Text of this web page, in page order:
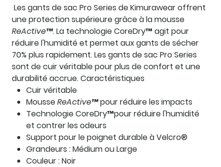
Les gants de sac Pro Series de Kimurawear offrent
une protection supérieure grâce à la mousse
ReActive™. La technologie CoreDry™ agit pour
réduire l'humidité et permet aux gants de sécher
70% plus rapidement. Les gants de sac Pro Series
sont de cuir véritable pour plus de confort et une
durabilité accrue.Caractéristiques
Cuir véritable
MousseReActive™pour réduire les impacts
Technologie CoreDry™pour réduire l'humidité
et contrer les odeurs
Support pour le poignet durable à Velcro®
Grandeurs : Médium ou Large
Couleur : Noir